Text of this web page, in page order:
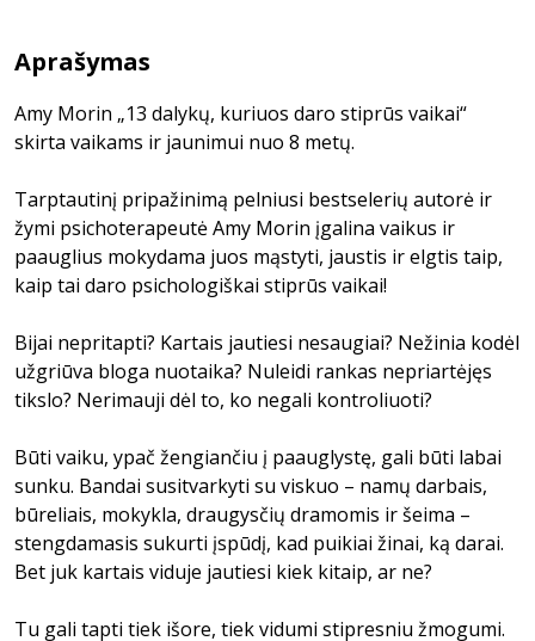
Aprašymas
Amy Morin „13 dalykų, kuriuos daro stiprūs vaikai“
skirta vaikams ir jaunimui nuo 8 metų.
Tarptautinį pripažinimą pelniusi bestselerių autorė ir
žymi psichoterapeutė Amy Morin įgalina vaikus ir
paauglius mokydama juos mąstyti, jaustis ir elgtis taip,
kaip tai daro psichologiškai stiprūs vaikai!
Bijai nepritapti? Kartais jautiesi nesaugiai? Nežinia kodėl
užgriūva bloga nuotaika? Nuleidi rankas nepriartėjęs
tikslo? Nerimauji dėl to, ko negali kontroliuoti?
Būti vaiku, ypač žengiančiu į paauglystę, gali būti labai
sunku. Bandai susitvarkyti su viskuo – namų darbais,
būreliais, mokykla, draugysčių dramomis ir šeima –
stengdamasis sukurti įspūdį, kad puikiai žinai, ką darai.
Bet juk kartais viduje jautiesi kiek kitaip, ar ne?
Tu gali tapti tiek išore, tiek vidumi stipresniu žmogumi.